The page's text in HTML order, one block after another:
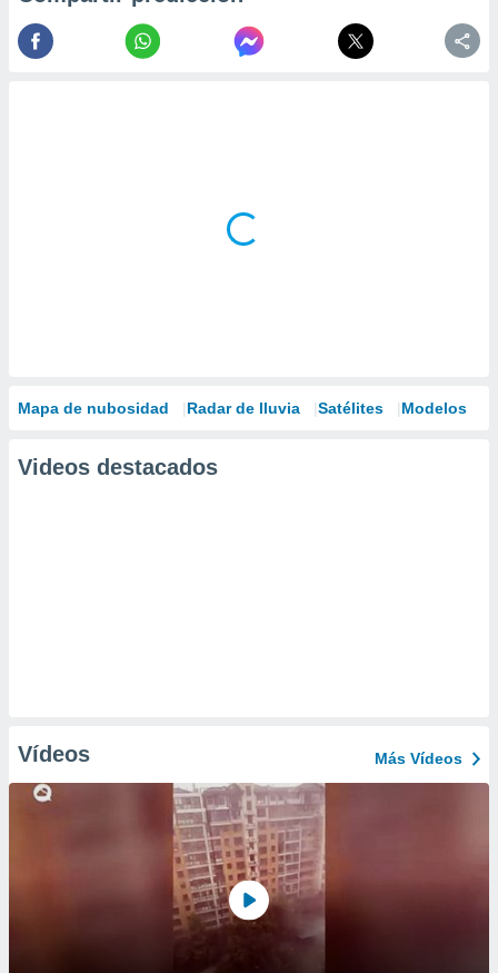
Mapa de nubosidad Radar de lluvia Satélites Modelos
Videos destacados
Vídeos Más Vídeos